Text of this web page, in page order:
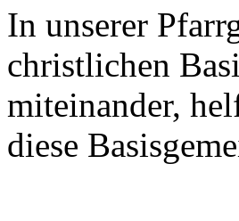
In unserer
christlichen
miteinander,
diese